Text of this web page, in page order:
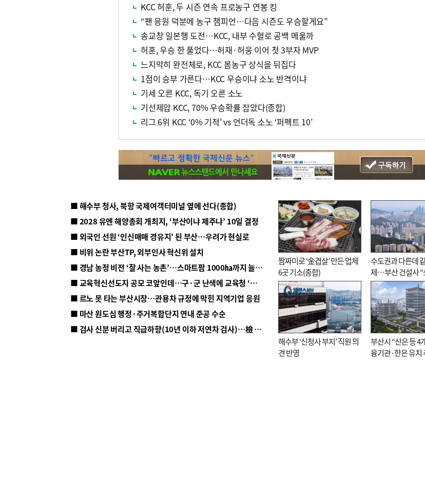
KCC 허훈, 두 시즌 연속 프로농구 연봉 킹
“팬 응원 덕분에 농구 챔피언…다음 시즌도 우승할게요”
송교창 일본행 도전…KCC, 내부 수혈로 공백 메울까
허훈, 우승 한 풀었다…허재·허웅 이어 첫 3부자 MVP
느지막히 완전체로, KCC 봄농구 상식을 뒤집다
1점이 승부 가른다…KCC 우승이냐 소노 반격이냐
기세 오른 KCC, 독기 오른 소노
기선제압 KCC, 70% 우승확률 잡았다(종합)
리그 6위 KCC ‘0% 기적’ vs 언더독 소노 ‘퍼펙트 10’
■ 해수부 청사, 북항 국제여객터미널 옆에 선다(종합)
■ 2028 유엔 해양총회 개최지, ‘부산이냐 제주냐’ 10일 결정
■ 외국인 선원 ‘인신매매 경유지’ 된 부산…우려가 현실로
■ 비위 논란 부산TP, 외부인사 혁신위 설치
■ 경남 농정 비전 ‘잘 사는 농촌’…스마트팜 1000㏊까지 늘린다
■ 교육혁신선도지 공모 코앞인데…구·군 난색에 교육청 ‘쩔쩔’
■ 르노 못 타는 부산시장…관용차 규정에 막힌 지역기업 응원
■ 마산 원도심 행정·주거복합단지 연내 준공 수순
■ 검사 신분 버리고 직급하향(10년 이하 저연차 검사)…檢 중수청행 기피
짬짜미로 ‘金겹살’ 만든 업체
6곳 기소(종합)
수도권과 다른데
제…부산 건설사 “
직전”
해수부 ‘신청사 부지’ 직원 의
견 반영
부산시 “산은 등 4
융기관·한은 유치